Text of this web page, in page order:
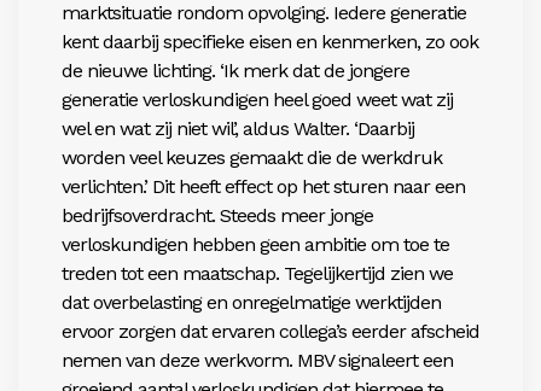
marktsituatie rondom opvolging. Iedere generatie
kent daarbij specifieke eisen en kenmerken, zo ook
de nieuwe lichting. ‘Ik merk dat de jongere
generatie verloskundigen heel goed weet wat zij
wel en wat zij niet wil’, aldus Walter. ‘Daarbij
worden veel keuzes gemaakt die de werkdruk
verlichten.’ Dit heeft effect op het sturen naar een
bedrijfsoverdracht. Steeds meer jonge
verloskundigen hebben geen ambitie om toe te
treden tot een maatschap. Tegelijkertijd zien we
dat overbelasting en onregelmatige werktijden
ervoor zorgen dat ervaren collega’s eerder afscheid
nemen van deze werkvorm. MBV signaleert een